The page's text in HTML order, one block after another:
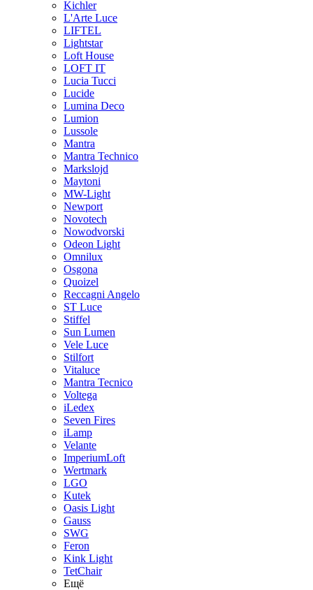
Kichler
L'Arte Luce
LIFTEL
Lightstar
Loft House
LOFT IT
Lucia Tucci
Lucide
Lumina Deco
Lumion
Lussole
Mantra
Mantra Technico
Markslojd
Maytoni
MW-Light
Newport
Novotech
Nowodvorski
Odeon Light
Omnilux
Osgona
Quoizel
Reccagni Angelo
ST Luce
Stiffel
Sun Lumen
Vele Luce
Stilfort
Vitaluce
Mantra Tecnico
Voltega
iLedex
Seven Fires
iLamp
Velante
ImperiumLoft
Wertmark
LGO
Kutek
Oasis Light
Gauss
SWG
Feron
Kink Light
TetСhair
Ещё